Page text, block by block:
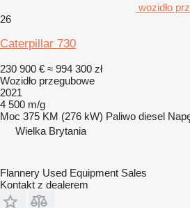
wozidło
26
Caterpillar 730
230 900 € ≈ 994 300 zł
Wozidło przegubowe
2021
4 500 m/g
Moc 375 KM (276 kW) Paliwo diesel
Wielka Brytania
Flannery Used Equipment Sales
Kontakt z dealerem